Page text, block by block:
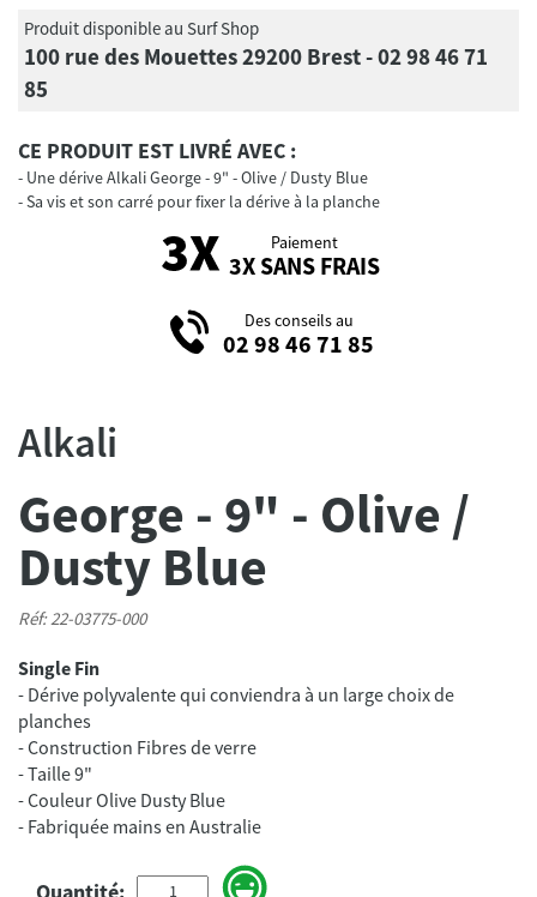
Produit disponible au Surf Shop
100 rue des Mouettes 29200 Brest - 02 98 46 71
85
CE PRODUIT EST LIVRÉ AVEC :
Une dérive Alkali George - 9" - Olive / Dusty Blue
Sa vis et son carré pour fixer la dérive à la planche
Paiement
3X SANS FRAIS
Des conseils au
02 98 46 71 85
Alkali
George - 9" - Olive /
Dusty Blue
Réf: 22-03775-000
Single Fin
- Dérive polyvalente qui conviendra à un large choix de
planches
- Construction Fibres de verre
- Taille 9"
- Couleur Olive Dusty Blue
- Fabriquée mains en Australie
Quantité: